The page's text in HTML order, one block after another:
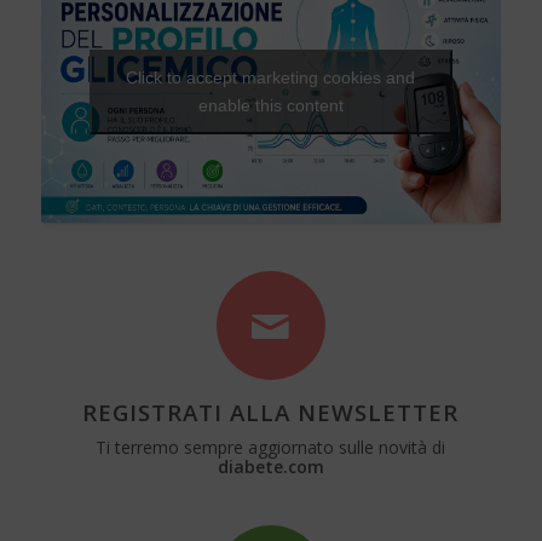
Click to accept marketing cookies and
enable this content
REGISTRATI ALLA NEWSLETTER
Ti terremo sempre aggiornato sulle novità di
diabete.com